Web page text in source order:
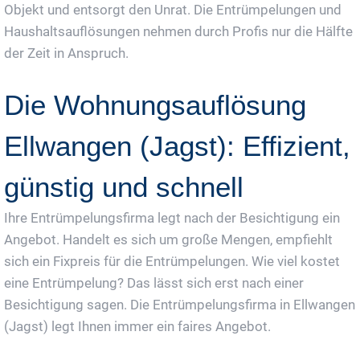
Objekt und entsorgt den Unrat. Die Entrümpelungen und
Haushaltsauflösungen nehmen durch Profis nur die Hälfte
der Zeit in Anspruch.
Die Wohnungsauflösung
Ellwangen (Jagst): Effizient,
günstig und schnell
Ihre Entrümpelungsfirma legt nach der Besichtigung ein
Angebot. Handelt es sich um große Mengen, empfiehlt
sich ein Fixpreis für die Entrümpelungen. Wie viel kostet
eine Entrümpelung? Das lässt sich erst nach einer
Besichtigung sagen. Die Entrümpelungsfirma in Ellwangen
(Jagst) legt Ihnen immer ein faires Angebot.